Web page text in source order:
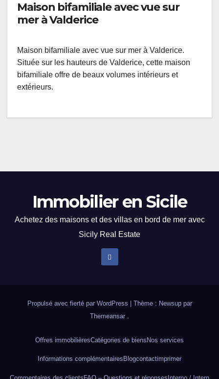
Maison bifamiliale avec vue sur
mer à Valderice
Maison bifamiliale avec vue sur mer à Valderice.
Située sur les hauteurs de Valderice, cette maison
bifamiliale offre de beaux volumes intérieurs et
extérieurs.
Immobilier en Sicile
Achetez des maisons et des villas en bord de mer avec
Sicily Real Estate
Propulsé avec fierté par WordPress
Thème : Newsup par
Themeansar .
Offres immobilièresCatégories de biensNos services
Informations complémentaires Blogcontactimprimer